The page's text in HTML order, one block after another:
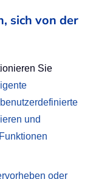
sich von der
Sie
benutzerdefinierte
und
oder